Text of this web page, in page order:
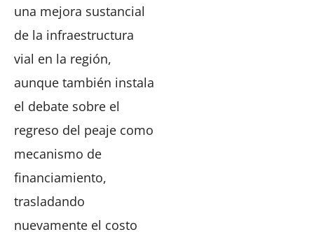
una mejora sustancial
de la infraestructura
vial en la región,
aunque también instala
el debate sobre el
regreso del peaje como
mecanismo de
financiamiento,
trasladando
nuevamente el costo